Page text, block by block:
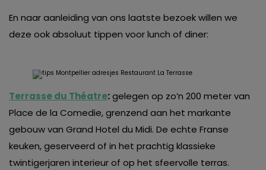
En naar aanleiding van ons laatste bezoek willen we
deze ook absoluut tippen voor lunch of diner:
Terrasse du Théatre:gelegen op zo’n 200 meter van
Place de la Comedie, grenzend aan het markante
gebouw van Grand Hotel du Midi. De echte Franse
keuken, geserveerd of in het prachtig klassieke
twintigerjaren interieur of op het sfeervolle terras.